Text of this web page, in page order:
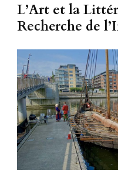
L’Art et la
Recherche de